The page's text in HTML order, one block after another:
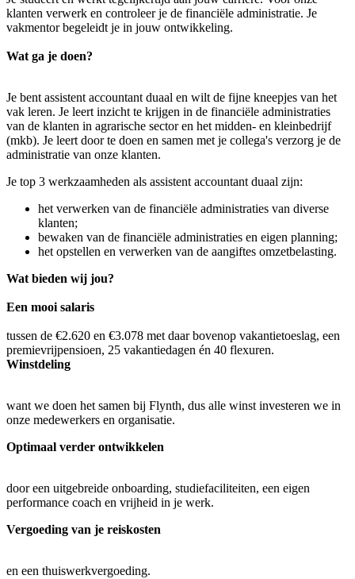
klanten verwerk en controleer je de financiële administratie. Je
vakmentor begeleidt je in jouw ontwikkeling.
Wat ga je doen?
Je bent assistent accountant duaal en wilt de fijne kneepjes van het
vak leren. Je leert inzicht te krijgen in de financiële administraties
van de klanten in agrarische sector en het midden- en kleinbedrijf
(mkb). Je leert door te doen en samen met je collega's verzorg je de
administratie van onze klanten.
Je top 3 werkzaamheden als assistent accountant duaal zijn:
het verwerken van de financiële administraties van diverse
klanten;
bewaken van de financiële administraties en eigen planning;
het opstellen en verwerken van de aangiftes omzetbelasting.
Wat bieden wij jou?
Een mooi salaris
tussen de €2.620 en €3.078 met daar bovenop vakantietoeslag, een
premievrijpensioen, 25 vakantiedagen én 40 flexuren.
Winstdeling
want we doen het samen bij Flynth, dus alle winst investeren we in
onze medewerkers en organisatie.
Optimaal verder ontwikkelen
door een uitgebreide onboarding, studiefaciliteiten, een eigen
performance coach en vrijheid in je werk.
Vergoeding van je reiskosten
en een thuiswerkvergoeding.